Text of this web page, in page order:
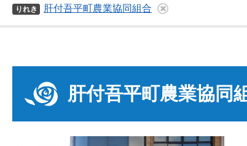
りれき 肝付吾平町農業協同組合
肝付吾平町農業協同